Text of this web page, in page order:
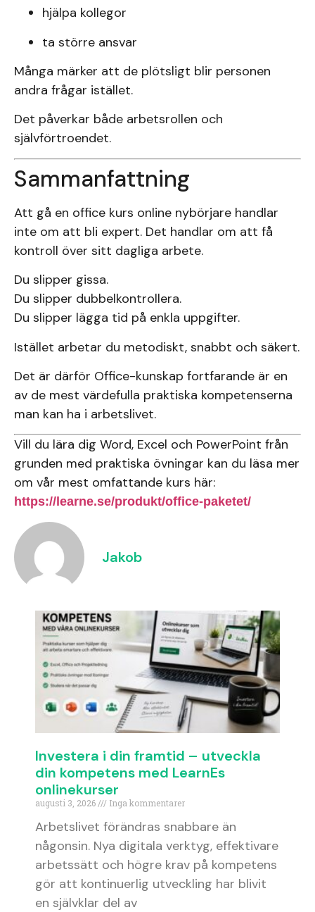
hjälpa kollegor
ta större ansvar
Många märker att de plötsligt blir personen
andra frågar istället.
Det påverkar både arbetsrollen och
självförtroendet.
Sammanfattning
Att gå en office kurs online nybörjare handlar
inte om att bli expert. Det handlar om att få
kontroll över sitt dagliga arbete.
Du slipper gissa.
Du slipper dubbelkontrollera.
Du slipper lägga tid på enkla uppgifter.
Istället arbetar du metodiskt, snabbt och säkert.
Det är därför Office-kunskap fortfarande är en
av de mest värdefulla praktiska kompetenserna
man kan ha i arbetslivet.
Vill du lära dig Word, Excel och PowerPoint från
grunden med praktiska övningar kan du läsa mer
om vår mest omfattande kurs här:
https://learne.se/produkt/office-paketet/
Jakob
Investera i din framtid – utveckla
din kompetens med LearnEs
onlinekurser
augusti 3, 2026 Inga kommentarer
Arbetslivet förändras snabbare än
någonsin. Nya digitala verktyg, effektivare
arbetssätt och högre krav på kompetens
gör att kontinuerlig utveckling har blivit
en självklar del av